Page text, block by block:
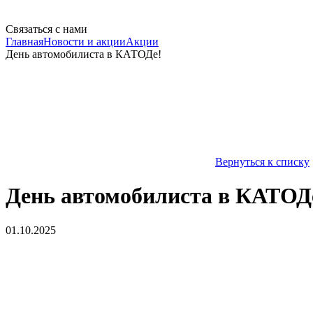
Связаться с нами
ГлавнаяНовости и акцииАкции
День автомобилиста в КАТОДе!
Вернуться к списку
День автомобилиста в
01.10.2025